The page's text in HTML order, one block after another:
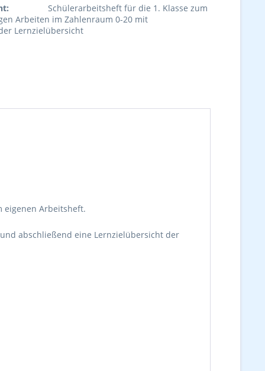
Schülerarbeitsheft für die 1. Klasse zum
Arbeiten im Zahlenraum 0-20 mit
Lernzielübersicht
eigenen Arbeitsheft.
abschließend eine Lernzielübersicht der